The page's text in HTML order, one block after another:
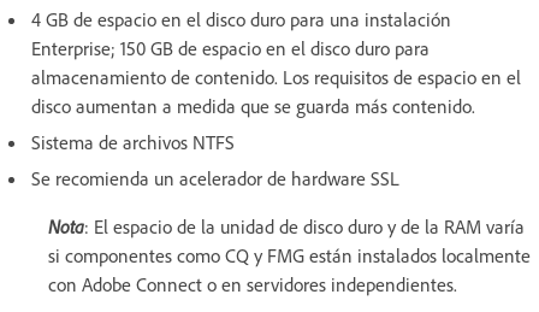
4 GB de espacio en el disco duro para una instalación
Enterprise; 150 GB de espacio en el disco duro para
almacenamiento de contenido. Los requisitos de espacio en el
disco aumentan a medida que se guarda más contenido.
Sistema de archivos NTFS
Se recomienda un acelerador de hardware SSL
Nota: El espacio de la unidad de disco duro y de la RAM varía
si componentes como CQ y FMG están instalados localmente
con Adobe Connect o en servidores independientes.